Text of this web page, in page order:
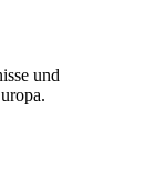
und